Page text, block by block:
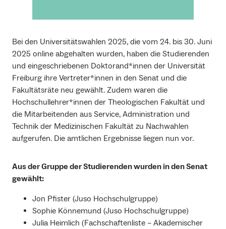
Bei den Universitätswahlen 2025, die vom 24. bis 30. Juni
2025 online abgehalten wurden, haben die Studierenden
und eingeschriebenen Doktorand*innen der Universität
Freiburg ihre Vertreter*innen in den Senat und die
Fakultätsräte neu gewählt. Zudem waren die
Hochschullehrer*innen der Theologischen Fakultät und
die Mitarbeitenden aus Service, Administration und
Technik der Medizinischen Fakultät zu Nachwahlen
aufgerufen. Die amtlichen Ergebnisse liegen nun vor.
Aus der Gruppe der Studierenden wurden in den Senat
gewählt:
Jon Pfister (Juso Hochschulgruppe)
Sophie Könnemund (Juso Hochschulgruppe)
Julia Heimlich (Fachschaftenliste – Akademischer